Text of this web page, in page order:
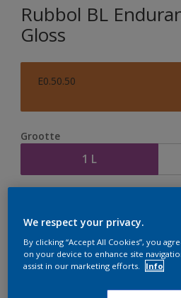
Rubbol BL
Gloss
E0.50.50
Grootte
1 L
te bestellen. Houd de website in
We respect your privacy.
By clicking “Accept All Cookies”, you
on your device to enhance site
assist in our marketing efforts.
Info